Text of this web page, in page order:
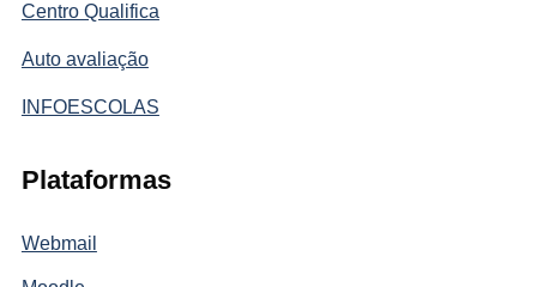
Centro Qualifica
Auto avaliação
INFOESCOLAS
Plataformas
Webmail